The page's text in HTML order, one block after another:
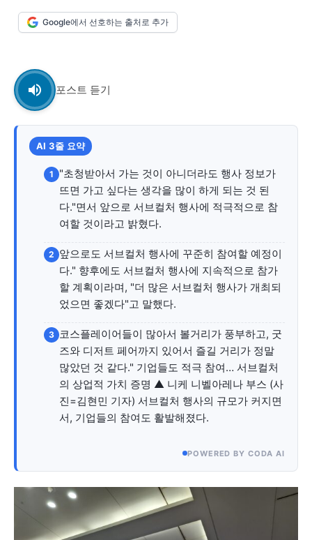
제주지역
부산/울산 대전지역
커뮤니티
서비스 & 앱
스토어 수완 키즈 청년공감 청라온
멤버십 소개 이니셔티브
커리어
기자단 참여
저널리즘 바이브
출판서비스
보도자료 작성 서비스
스위프트 하이브
라라프레스
오픈미트
제주지역
부산/울산 대전지역
커뮤니티
서비스 & 앱
스토어 수완 키즈 청년공감 청라온
멤버십 소개 이니셔티브
커리어
기자단 참여
저널리즘 바이브
출판서비스
보도자료 작성 서비스
스위프트 하이브
라라프레스
오픈미트
1020의 목소리, 수완뉴스가 잘 하는 일입니다.
Google에서 선호하는 출처로 추가
포스트 듣기
AI 3줄 요약
1
"초청받아서 가는 것이 아니더라도 행사 정보가
뜨면 가고 싶다는 생각을 많이 하게 되는 것 된
다."면서 앞으로 서브컬처 행사에 적극적으로 참
여할 것이라고 밝혔다.
2 앞으로도 서브컬처 행사에 꾸준히 참여할 예정이
다." 향후에도 서브컬처 행사에 지속적으로 참가
할 계획이라며, "더 많은 서브컬처 행사가 개최되
었으면 좋겠다"고 말했다.
3 코스플레이어들이 많아서 볼거리가 풍부하고, 굿
즈와 디저트 페어까지 있어서 즐길 거리가 정말
많았던 것 같다." 기업들도 적극 참여… 서브컬처
의 상업적 가치 증명 ▲ 니케 니벨아레나 부스 (사
진=김현민 기자) 서브컬처 행사의 규모가 커지면
서, 기업들의 참여도 활발해졌다.
POWERED BY CODA AI